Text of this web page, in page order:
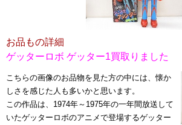
お品もの詳細
ゲッターロボ ゲッター1買取りました
こちらの画像のお品物を見た方の中には、懐か
しさを感じた人も多いかと思います。
この作品は、1974年～1975年の一年間放送して
いたゲッターロボのアニメで登場するゲッター